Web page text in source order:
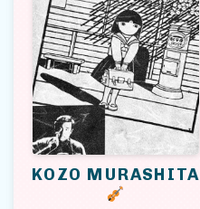
KOZO MURASHITA
KOZO MURASHITA